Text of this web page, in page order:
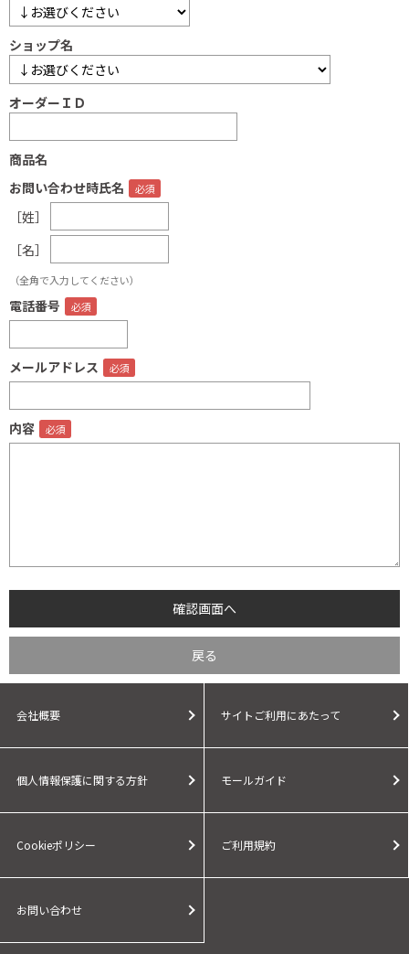
ショップ名
オーダーＩＤ
商品名
お問い合わせ時氏名
［姓］
［名］
（全角で入力してください）
電話番号
メールアドレス
内容
会社概要 サイトご利用にあたって
個人情報保護に関する方針 モールガイド
Cookieポリシー ご利用規約
お問い合わせ